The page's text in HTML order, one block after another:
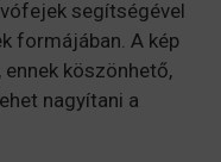
segítségével
formájában. A kép
köszönhető,
nagyítani a